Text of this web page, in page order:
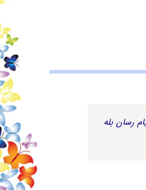
رسان بله